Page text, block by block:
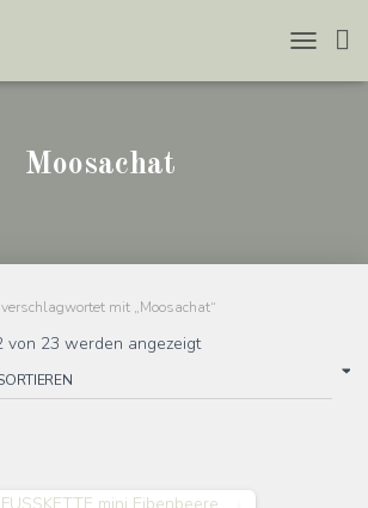
Moosachat
mit „Moosachat“
von 23 werden angezeigtNach
sortiert